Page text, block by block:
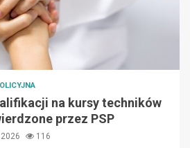
na kursy techników
przez PSP
116